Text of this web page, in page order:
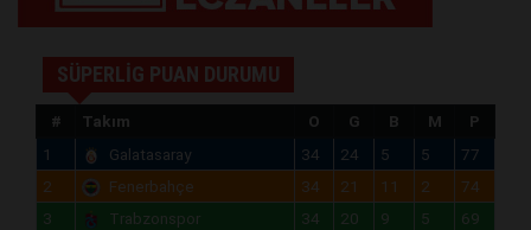
SÜPERLİG PUAN DURUMU
# Takım O G B M
P
1
Galatasaray 34 24 5 5
77
2
Fenerbahçe 34 21 11 2
74
3
Trabzonspor 34 20 9 5
69